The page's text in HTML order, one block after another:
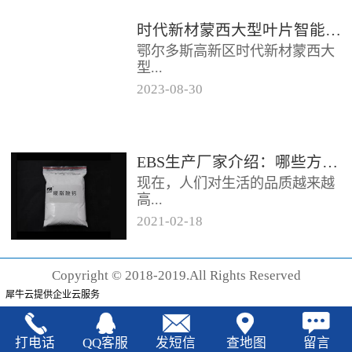
时代新材蒙西大型叶片智能制造基地项目开工
鄂尔多斯高新区时代新材蒙西大
型...
分为...
2023-08-30
EBS生产厂家‍介绍：哪些方法可以验证EBS的润滑效果
现在，人们对生活的品质越来越
高...
声也越来越强烈，很多厂家在利
2021-02-18
Copyright © 2018-2019.All Rights Reserved
犀牛云提供企业云服务
打电话 QQ客服 发短信 查地图 留言